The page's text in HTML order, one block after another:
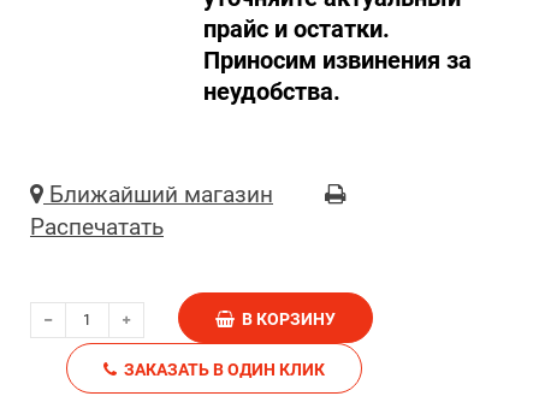
прайс и остатки.
Приносим извинения за
неудобства.
Ближайший магазин
Распечатать
В КОРЗИНУ
ЗАКАЗАТЬ В ОДИН КЛИК